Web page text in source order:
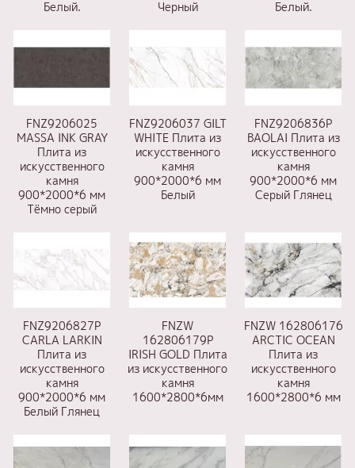
Белый. Черный Белый.
FNZ9206025
MASSA INK GRAY
Плита из
искусственного
камня
900*2000*6 мм
Тёмно серый
FNZ9206037 GILT
WHITE Плита из
искусственного
камня
900*2000*6 мм
Белый
FNZ9206836P
BAOLAI Плита из
искусственного
камня
900*2000*6 мм
Серый Глянец
FNZ9206827P
CARLA LARKIN
Плита из
искусственного
камня
900*2000*6 мм
Белый Глянец
FNZW
162806179P
IRISH GOLD Плита
из искусственного
камня
1600*2800*6мм
FNZW 162806176
ARCTIC OCEAN
Плита из
искусственного
камня
1600*2800*6 мм